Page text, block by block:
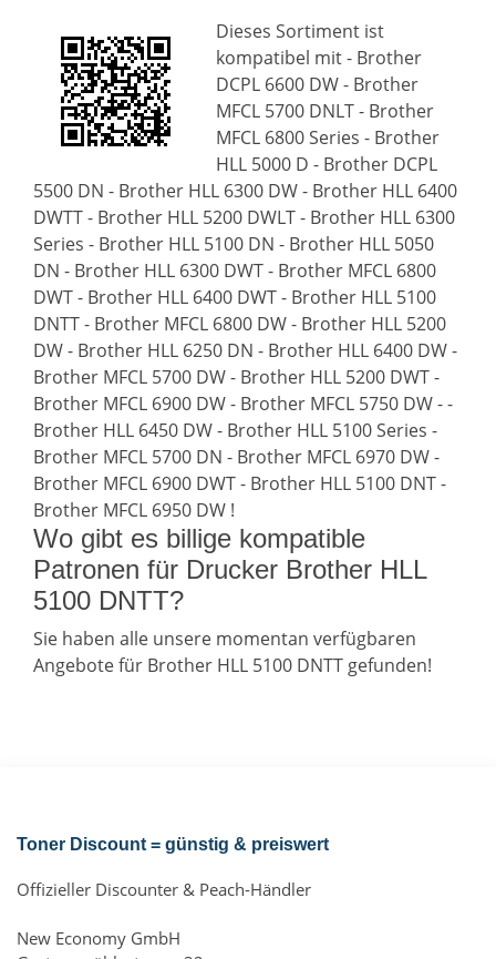
Dieses Sortiment ist
kompatibel mit - Brother
DCPL 6600 DW - Brother
MFCL 5700 DNLT - Brother
MFCL 6800 Series - Brother
HLL 5000 D - Brother DCPL
5500 DN - Brother HLL 6300 DW - Brother HLL 6400
DWTT - Brother HLL 5200 DWLT - Brother HLL 6300
Series - Brother HLL 5100 DN - Brother HLL 5050
DN - Brother HLL 6300 DWT - Brother MFCL 6800
DWT - Brother HLL 6400 DWT - Brother HLL 5100
DNTT - Brother MFCL 6800 DW - Brother HLL 5200
DW - Brother HLL 6250 DN - Brother HLL 6400 DW -
Brother MFCL 5700 DW - Brother HLL 5200 DWT -
Brother MFCL 6900 DW - Brother MFCL 5750 DW - -
Brother HLL 6450 DW - Brother HLL 5100 Series -
Brother MFCL 5700 DN - Brother MFCL 6970 DW -
Brother MFCL 6900 DWT - Brother HLL 5100 DNT -
Brother MFCL 6950 DW !
Wo gibt es billige kompatible
Patronen für Drucker Brother HLL
5100 DNTT?
Sie haben alle unsere momentan verfügbaren
Angebote für Brother HLL 5100 DNTT gefunden!
Toner Discount = günstig & preiswert
Offizieller Discounter & Peach-Händler
New Economy GmbH